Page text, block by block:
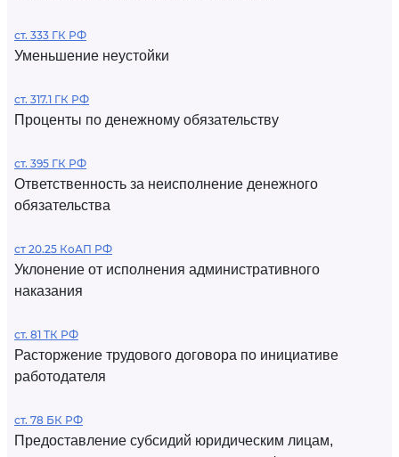
ст. 333 ГК РФ
Уменьшение неустойки
ст. 317.1 ГК РФ
Проценты по денежному обязательству
ст. 395 ГК РФ
Ответственность за неисполнение денежного
обязательства
ст 20.25 КоАП РФ
Уклонение от исполнения административного
наказания
ст. 81 ТК РФ
Расторжение трудового договора по инициативе
работодателя
ст. 78 БК РФ
Предоставление субсидий юридическим лицам,